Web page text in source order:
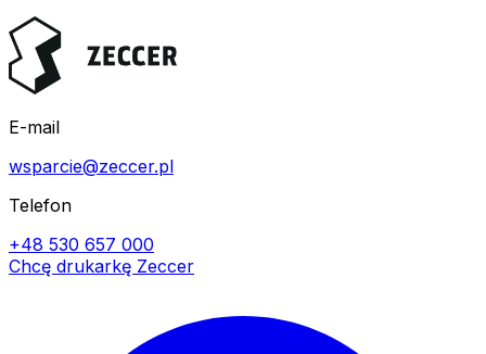
E-mail
wsparcie@zeccer.pl
Telefon
+48 530 657 000
Chcę drukarkę Zeccer